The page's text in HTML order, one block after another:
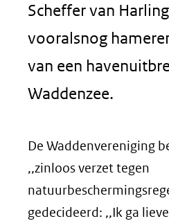
Scheffer van
vooralsnog
van een
Waddenzee.
De Waddenvereniging
,,zinloos verzet tegen
gedecideerd: ,,Ik ga